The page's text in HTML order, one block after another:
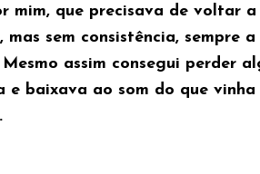
que precisava de voltar a
sem consistência, sempre
assim consegui perder
e baixava ao som do que